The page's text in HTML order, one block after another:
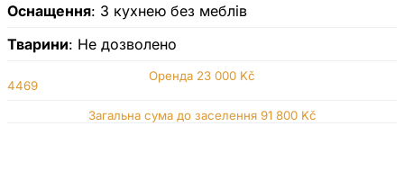
Оснащення: З кухнею без меблів
Тварини: Не дозволено
Оренда 23 000 Kč
Загальна сума до заселення 91 800 Kč
4469